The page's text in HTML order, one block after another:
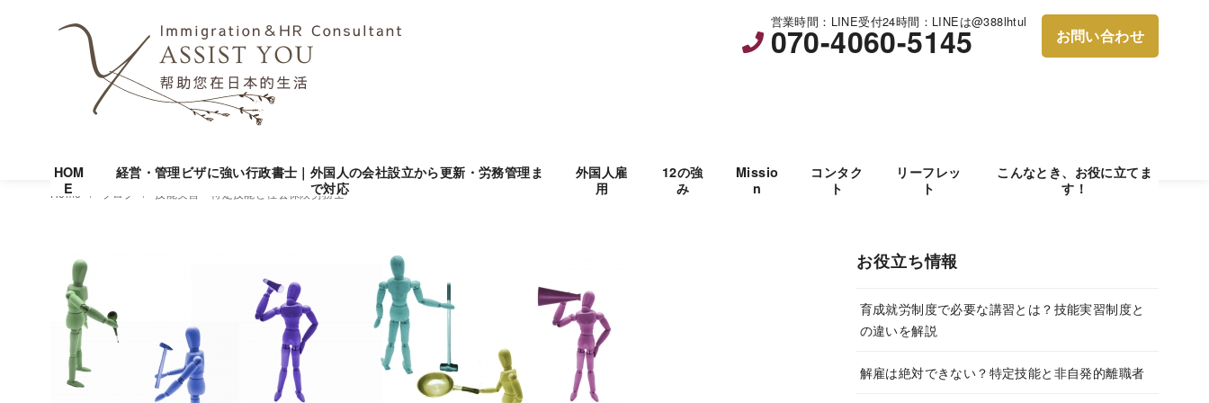
営業時間：LINE受付24時間：LINEは@388lhtul
070-4060-5145 お問い合わせ
HOM
E
経営・管理ビザに強い行政書士｜外国人の会社設立から更新・労務管理ま
で対応
外国人雇
用
12の強
み
Missio
n
コンタク
ト
リーフレッ
ト
こんなとき、お役に立てま
す！
Home ブログ 技能実習・特定技能と社会保険労務士
お役立ち情報
育成就労制度で必要な講習とは？技能実習制度と
の違いを解説
解雇は絶対できない？特定技能と非自発的離職者